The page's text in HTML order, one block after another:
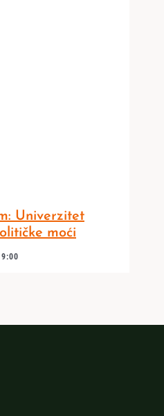
Univerzitet
moći